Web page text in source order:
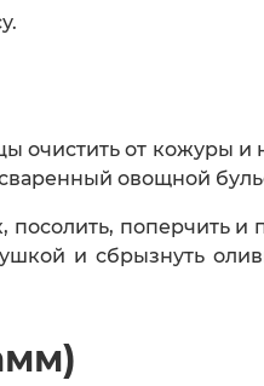
очистить от кожуры
овощной
поперчить
и сбрызнуть